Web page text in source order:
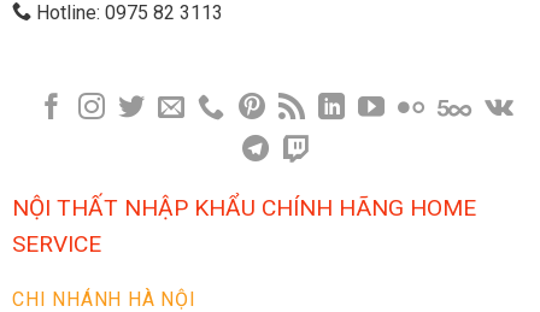
Hotline: 0975 82 3113
NỘI THẤT NHẬP KHẨU CHÍNH HÃNG HOME
SERVICE
CHI NHÁNH HÀ NỘI